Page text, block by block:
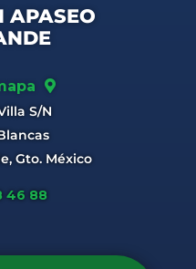
APASEO
S/N
Gto. México
46 88